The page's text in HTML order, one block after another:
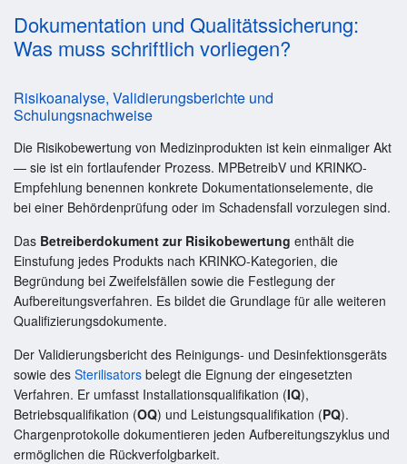
Dokumentation und Qualitätssicherung:
Was muss schriftlich vorliegen?
Risikoanalyse, Validierungsberichte und
Schulungsnachweise
Die Risikobewertung von Medizinprodukten ist kein einmaliger Akt
— sie ist ein fortlaufender Prozess. MPBetreibV und KRINKO-
Empfehlung benennen konkrete Dokumentationselemente, die
bei einer Behördenprüfung oder im Schadensfall vorzulegen sind.
Das Betreiberdokument zur Risikobewertung enthält die
Einstufung jedes Produkts nach KRINKO-Kategorien, die
Begründung bei Zweifelsfällen sowie die Festlegung der
Aufbereitungsverfahren. Es bildet die Grundlage für alle weiteren
Qualifizierungsdokumente.
Der Validierungsbericht des Reinigungs- und Desinfektionsgeräts
sowie des Sterilisators belegt die Eignung der eingesetzten
Verfahren. Er umfasst Installationsqualifikation (IQ),
Betriebsqualifikation (OQ) und Leistungsqualifikation (PQ).
Chargenprotokolle dokumentieren jeden Aufbereitungszyklus und
ermöglichen die Rückverfolgbarkeit.